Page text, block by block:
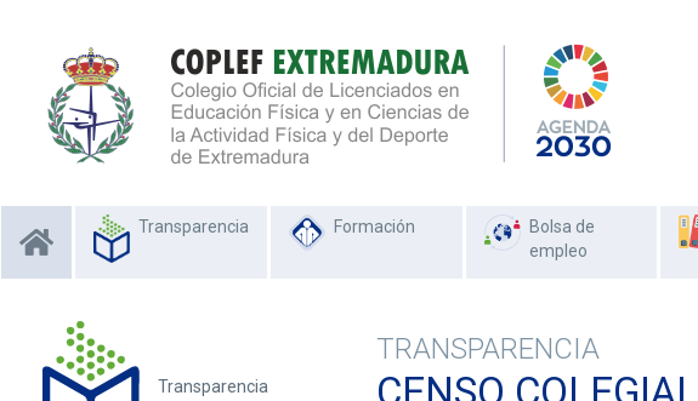
Transparencia Formación
Bolsa de
empleo
Transparencia
TRANSPARENCIA